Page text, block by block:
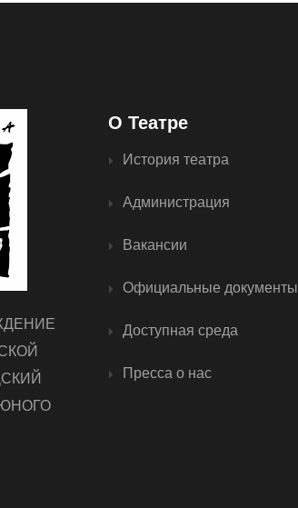
О Театре
История театра
Администрация
Вакансии
Официальные документы
Доступная среда
Пресса о нас